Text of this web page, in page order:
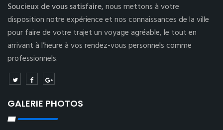
Soucieux de vous satisfaire,nous mettons à votre
disposition notre expérience et nos connaissances de la ville
pour faire de votre trajet un voyage agréable, le tout en
arrivant à l’heure à vos rendez-vous personnels comme
professionnels.
GALERIE PHOTOS